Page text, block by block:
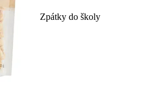
Zpátky do školy